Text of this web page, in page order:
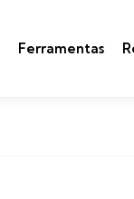
Ferramentas